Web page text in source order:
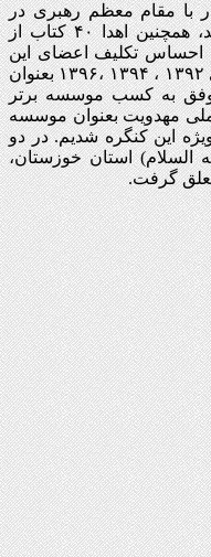
با مقام معظم رهبری در
سالهای ۱۳۹۳ ، ۱۳۹۷ و ۱۳۹۸ میباشد، همچنین اهدا ۴۰ کتاب از
احساس تکلیف اعضای این
مجموعه را دوچندان نمود. در سال های ۱۳۹۲ ، ۱۳۹۴ ،۱۳۹۶ بعنوان
به کسب موسسه برتر
۱۳۹۲ در کنگره ملی مهدویت بعنوان موسسه
این کنگره شدیم. در دو
استان خوزستان،
گرفت.